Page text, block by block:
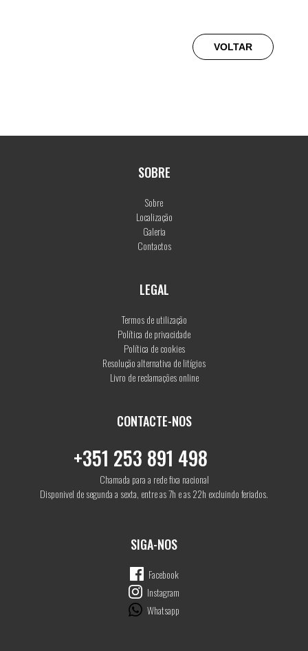
VOLTAR
SOBRE
Sobre
Localização
Galeria
Contactos
LEGAL
Termos de utilização
Política de privacidade
Política de cookies
Resolução alternativa de litígios
Livro de reclamações online
CONTACTE-NOS
+351 253 891 498
Chamada para a rede fixa nacional
Disponivel de segunda a sexta, entre as 7h e as 22h excluindo feriados.
SIGA-NOS
Facebook
Instagram
Whatsapp